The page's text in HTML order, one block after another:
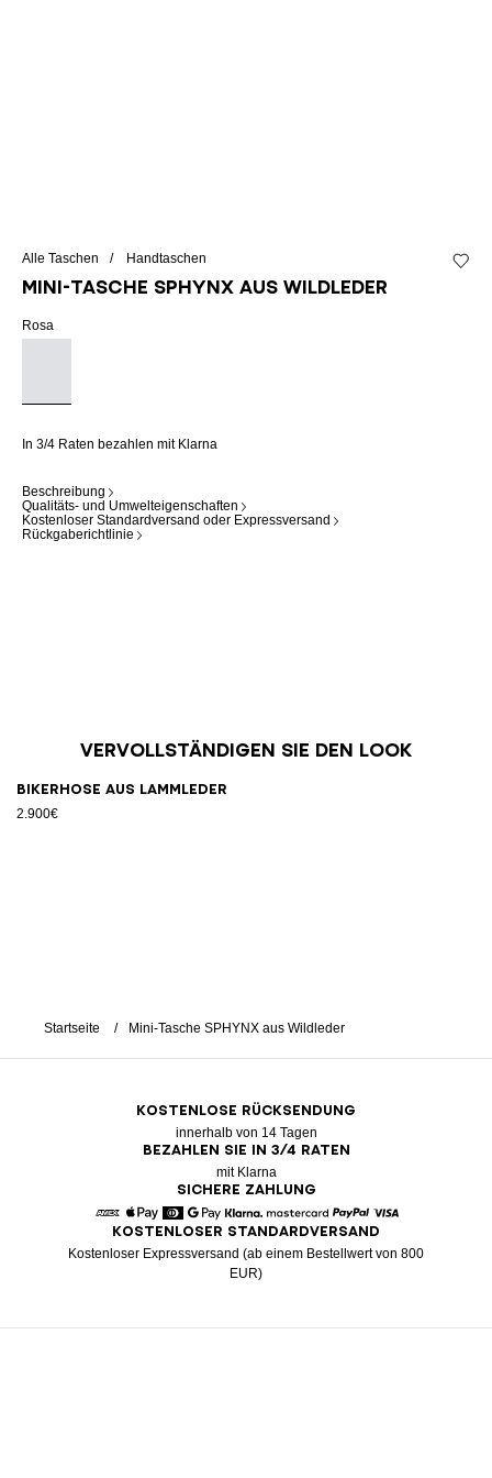
Alle Taschen Handtaschen
Mini-Tasche SPHYNX aus Wildleder
Rosa
In 3/4 Raten bezahlen mit Klarna
Beschreibung
Qualitäts- und Umwelteigenschaften
Kostenloser Standardversand oder Expressversand
Rückgaberichtlinie
Vervollständigen Sie den Look
Bikerhose aus Lammleder
2.900€
Startseite Mini-Tasche SPHYNX aus Wildleder
KOSTENLOSE RÜCKSENDUNG
innerhalb von 14 Tagen
BEZAHLEN SIE IN 3/4 RATEN
mit Klarna
SICHERE ZAHLUNG
American Express
Apple Pay
DinersGoogle Pay
Klarna MastercardPaypal
KOSTENLOSER STANDARDVERSAND
Kostenloser Expressversand (ab einem Bestellwert von 800
EUR)